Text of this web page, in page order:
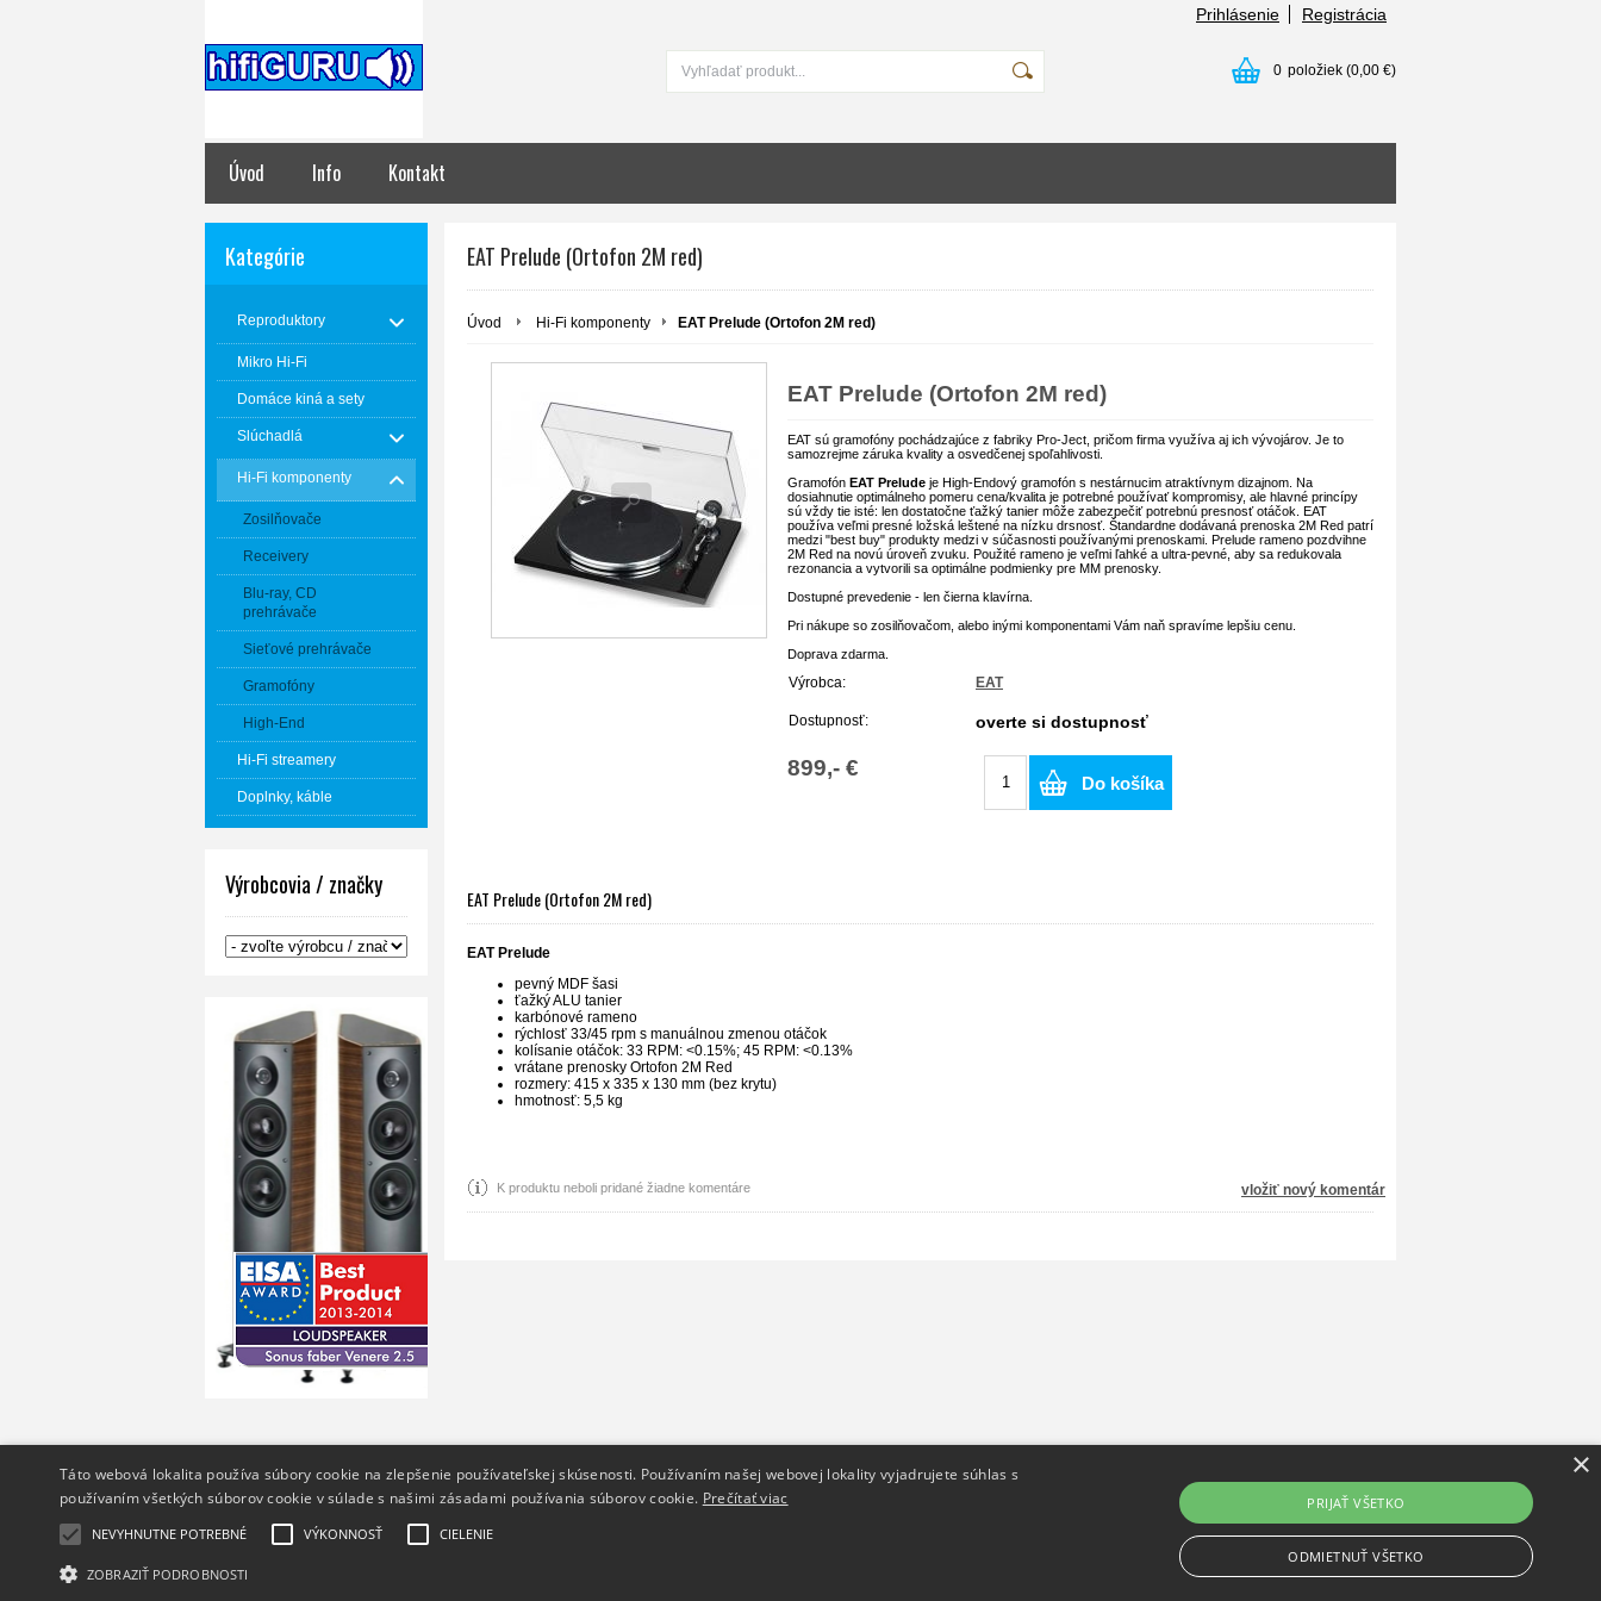
Prihlásenie Registrácia
0 položiek (0,00 €)
Úvod Info Kontakt
Kategórie
Reproduktory
Mikro Hi-Fi
Domáce kiná a sety
Slúchadlá
Hi-Fi komponenty
Zosilňovače
Receivery
Blu-ray, CD
prehrávače
Sieťové prehrávače
Gramofóny
High-End
Hi-Fi streamery
Doplnky, káble
Výrobcovia / značky
EAT Prelude (Ortofon 2M red)
Úvod Hi-Fi komponenty EAT Prelude (Ortofon 2M red)
EAT Prelude (Ortofon 2M red)
EAT sú gramofóny pochádzajúce z fabriky Pro-Ject, pričom firma využíva aj ich vývojárov. Je to
samozrejme záruka kvality a osvedčenej spoľahlivosti.
Gramofón EAT Prelude je High-Endový gramofón s nestárnucim atraktívnym dizajnom. Na
dosiahnutie optimálneho pomeru cena/kvalita je potrebné používať kompromisy, ale hlavné princípy
sú vždy tie isté: len dostatočne ťažký tanier môže zabezpečiť potrebnú presnosť otáčok. EAT
používa veľmi presné ložská leštené na nízku drsnosť. Štandardne dodávaná prenoska 2M Red patrí
medzi "best buy" produkty medzi v súčasnosti používanými prenoskami. Prelude rameno pozdvihne
2M Red na novú úroveň zvuku. Použité rameno je veľmi ľahké a ultra-pevné, aby sa redukovala
rezonancia a vytvorili sa optimálne podmienky pre MM prenosky.
Dostupné prevedenie - len čierna klavírna.
Pri nákupe so zosilňovačom, alebo inými komponentami Vám naň spravíme lepšiu cenu.
Doprava zdarma.
Výrobca: EAT
Dostupnosť: overte si dostupnosť
899,- €
Do košíka
EAT Prelude (Ortofon 2M red)
EAT Prelude
pevný MDF šasi
ťažký ALU tanier
karbónové rameno
rýchlosť 33/45 rpm s manuálnou zmenou otáčok
kolísanie otáčok: 33 RPM: <0.15%; 45 RPM: <0.13%
vrátane prenosky Ortofon 2M Red
rozmery: 415 x 335 x 130 mm (bez krytu)
hmotnosť: 5,5 kg
K produktu neboli pridané žiadne komentáre vložiť nový komentár
Info
O nás
Dodanie tovaru
Reklamačný poriadok
Kontakt ×
Táto webová lokalita používa súbory cookie na zlepšenie používateľskej skúsenosti. Používaním našej webovej lokality vyjadrujete súhlas s
používaním všetkých súborov cookie v súlade s našimi zásadami používania súborov cookie. Prečítať viac
NEVYHNUTNE POTREBNÉ VÝKONNOSŤ CIELENIE
ZOBRAZIŤ PODROBNOSTI
PRIJAŤ VŠETKO
ODMIETNUŤ VŠETKO